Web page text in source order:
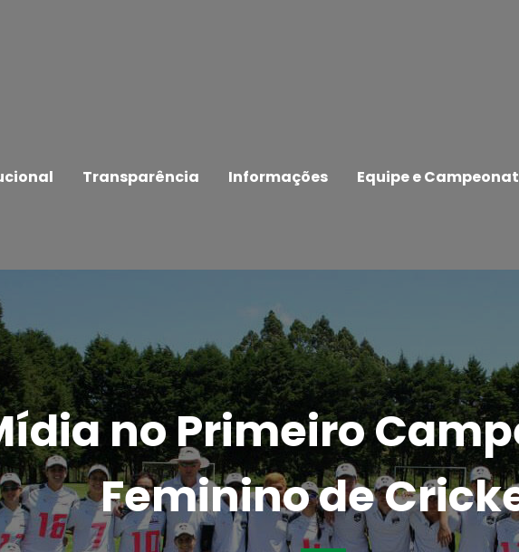
Transparência Informações Equipe e
no Primeiro
Feminino de